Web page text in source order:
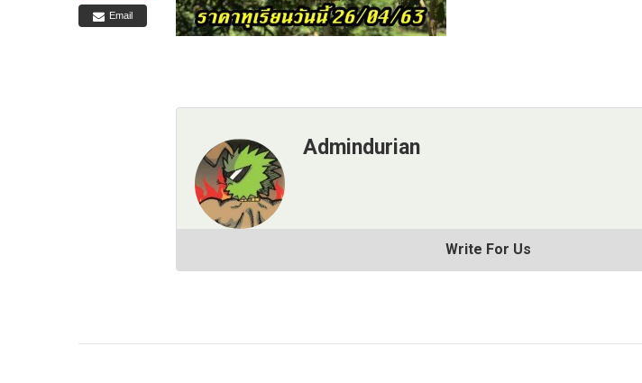
Email
Admindurian
Write For Us